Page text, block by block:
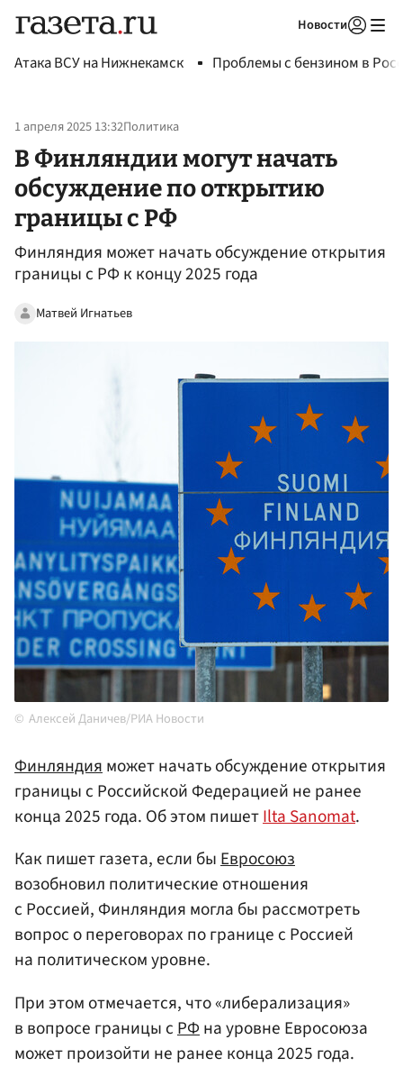
Новости
Атака ВСУ на Нижнекамск Проблемы с бензином в
1 апреля 2025 13:32Политика
В Финляндии могут начать
обсуждение по открытию
границы с РФ
Финляндия может начать обсуждение открытия
границы с РФ к концу 2025 года
Матвей Игнатьев
Алексей Даничев/РИА Новости
Финляндияможет начать обсуждение открытия
границы с Российской Федерацией не ранее
конца 2025 года. Об этом пишетIlta Sanomat.
Как пишет газета, если быЕвросоюз
возобновил политические отношения
с Россией, Финляндия могла бы рассмотреть
вопрос о переговорах по границе с Россией
на политическом уровне.
При этом отмечается, что «либерализация»
в вопросе границы с РФна уровне Евросоюза
может произойти не ранее конца 2025 года.